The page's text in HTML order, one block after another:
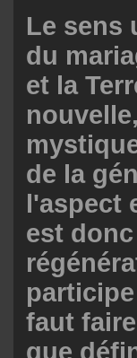
Le sens
du
et la
de la
l'aspect
est
faut
que